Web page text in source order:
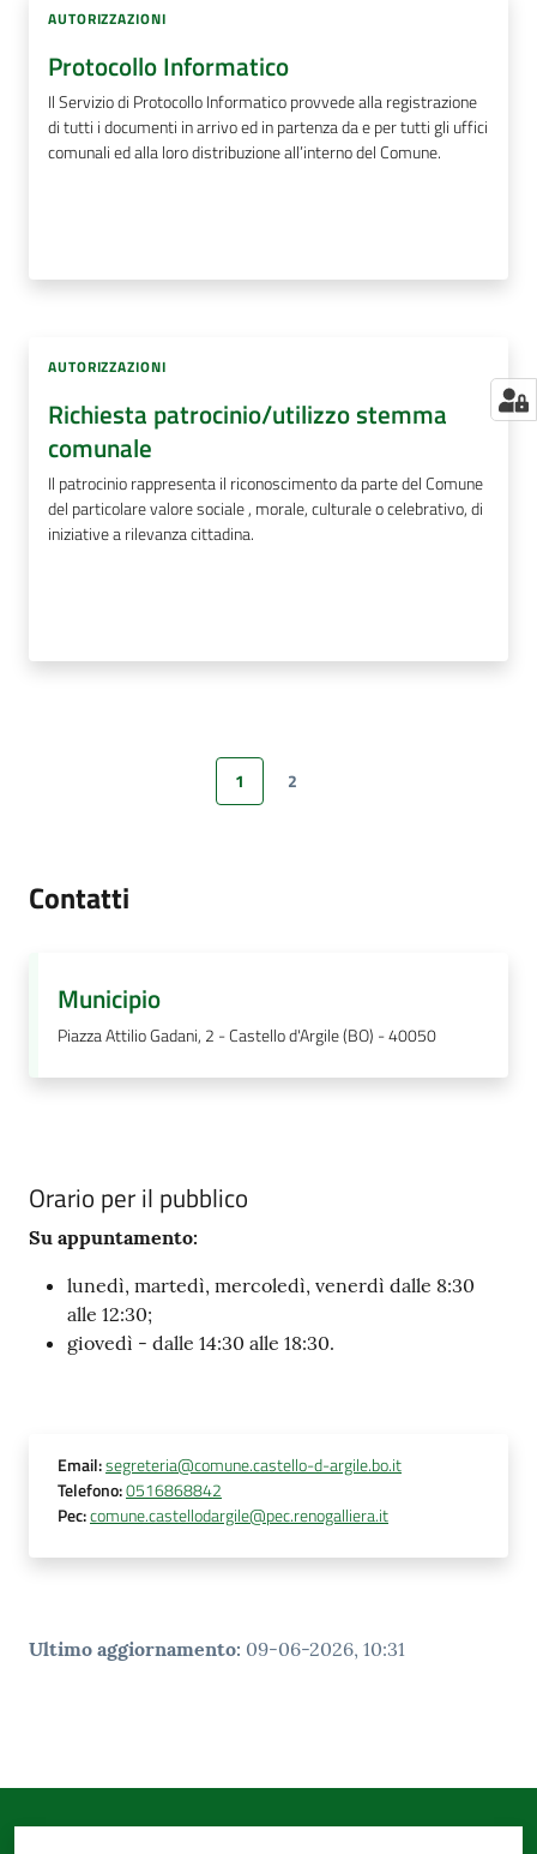
AUTORIZZAZIONI
Protocollo Informatico
Il Servizio di Protocollo Informatico provvede alla registrazione
di tutti i documenti in arrivo ed in partenza da e per tutti gli uffici
comunali ed alla loro distribuzione all’interno del Comune.
AUTORIZZAZIONI
Richiesta patrocinio/utilizzo stemma
comunale
Il patrocinio rappresenta il riconoscimento da parte del Comune
del particolare valore sociale , morale, culturale o celebrativo, di
iniziative a rilevanza cittadina.
Pagina precedente
Pagina
1 Pagina
2
Contatti
Municipio
Piazza Attilio Gadani, 2 - Castello d'Argile (BO) - 40050
Orario per il pubblico
Su appuntamento:
lunedì, martedì, mercoledì, venerdì dalle 8:30
alle 12:30;
giovedì - dalle 14:30 alle 18:30.
Email:segreteria@comune.castello-d-argile.bo.it
Telefono:0516868842
Pec:comune.castellodargile@pec.renogalliera.it
Ultimo aggiornamento: 09-06-2026, 10:31